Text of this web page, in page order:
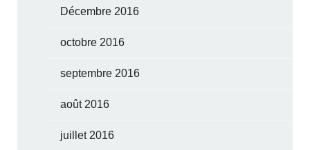
Décembre 2016
octobre 2016
septembre 2016
août 2016
juillet 2016